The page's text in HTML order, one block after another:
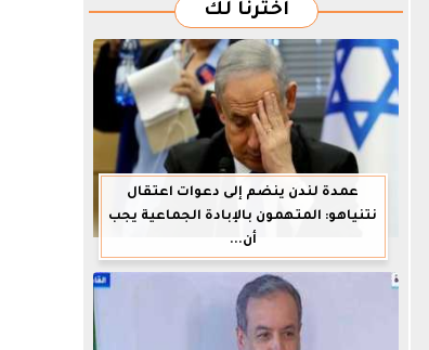
اخترنا لك
عمدة لندن ينضم إلى دعوات اعتقال
نتنياهو: المتهمون بالإبادة الجماعية يجب
أن...